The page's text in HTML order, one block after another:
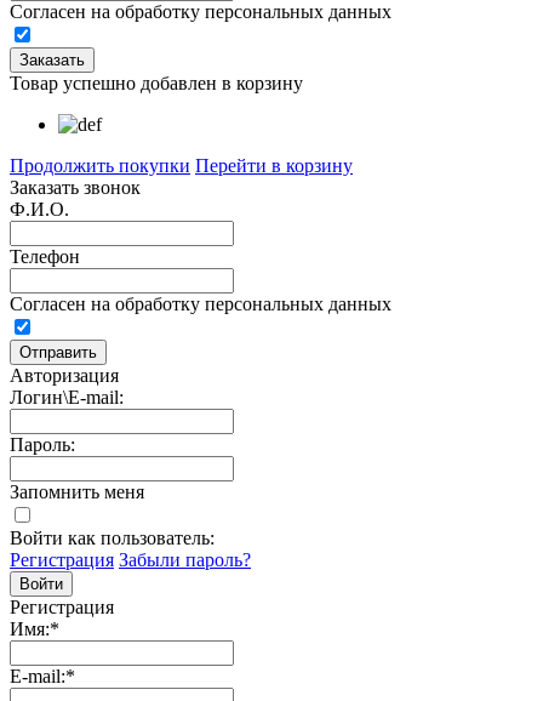
Согласен на обработку персональных данных
Товар успешно добавлен в корзину
Продолжить покупки Перейти в корзину
Заказать звонок
Ф.И.О.
Телефон
Согласен на обработку персональных данных
Авторизация
Логин\E-mail:
Пароль:
Запомнить меня
Войти как пользователь:
Регистрация Забыли пароль?
Регистрация
Имя:*
E-mail:*